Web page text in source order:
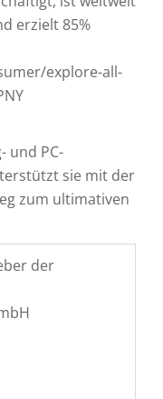
erzielt 85%
explore-all-
und PC-
sie mit der
zum ultimativen
der